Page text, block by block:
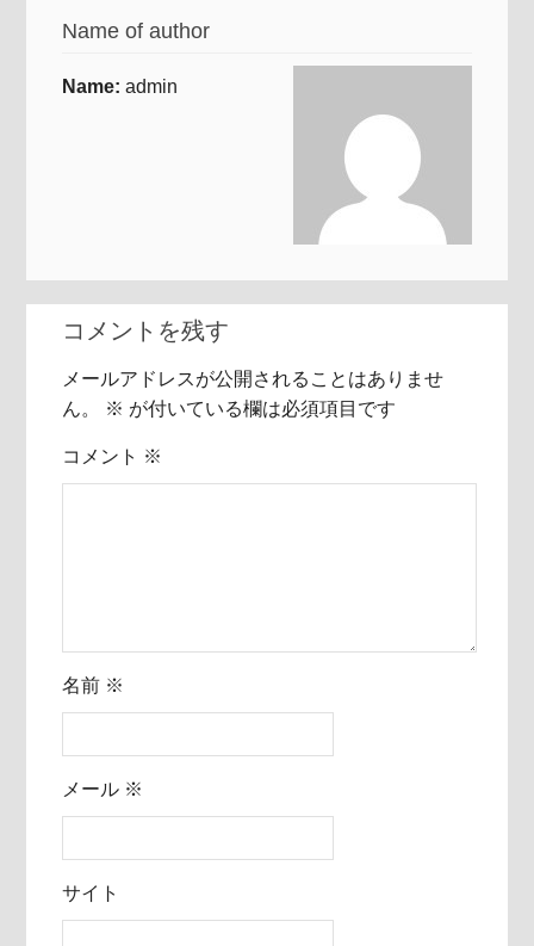
Name of author
Name:admin
コメントを残す
メールアドレスが公開されることはありませ
ん。
※ が付いている欄は必須項目です
コメント ※
名前 ※
メール ※
サイト